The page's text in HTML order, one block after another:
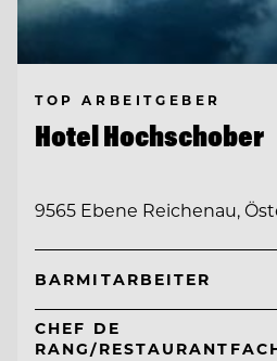
TOP ARBEITGEBER
Hotel Hochschober
9565 Ebene Reichenau,
BARMITARBEITER
CHEF DE
RANG/